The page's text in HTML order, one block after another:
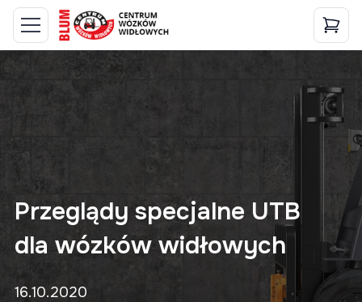
Przeglądy specjalne UTB
dla wózków widłowych
16.10.2020